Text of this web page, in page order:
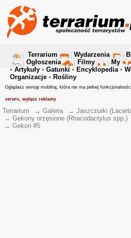
Terrarium Wydarzenia
Ogłoszenia
Filmy My
• Artykuły • Gatunki • Encyklopedia•
Organizacje • Rośliny
Oglądasz wersję mobilną, która nie ma pełnej
serwis, wyłącz reklamy
Terrarium → Galeria → Jaszczurki
→ Gekony orzęsione (Rhacodactylus spp.)
→ Gekon #5